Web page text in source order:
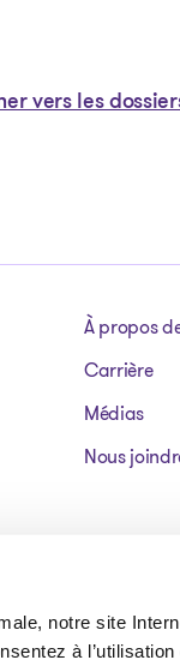
notre site
à
vers les
À propos
Carrière
Médias
Nous